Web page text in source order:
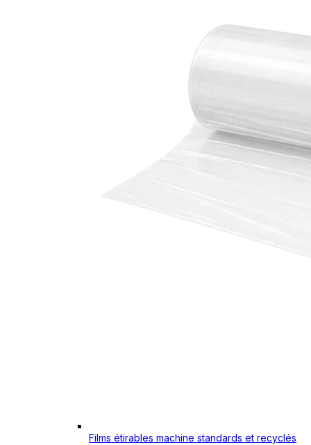
Films étirables machine standards et recyclés